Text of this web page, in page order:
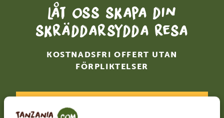
Låt oss skapa din
skräddarsydda resa
KOSTNADSFRI OFFERT UTAN
FÖRPLIKTELSER